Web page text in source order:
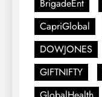
BrigadeEnt
CapriGlobal
DOWJONES
GIFTNIFTY